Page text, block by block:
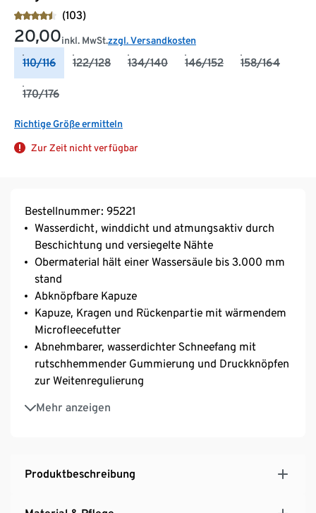
(103)
20,00inkl. MwSt.zzgl. Versandkosten
110/116 122/128 134/140 146/152 158/164
170/176
Richtige Größe ermitteln
Zur Zeit nicht verfügbar
Bestellnummer: 95221
Wasserdicht, winddicht und atmungsaktiv durch
Beschichtung und versiegelte Nähte
Obermaterial hält einer Wassersäule bis 3.000 mm
stand
Abknöpfbare Kapuze
Kapuze, Kragen und Rückenpartie mit wärmendem
Microfleecefutter
Abnehmbarer, wasserdichter Schneefang mit
rutschhemmender Gummierung und Druckknöpfen
zur Weitenregulierung
Mehr anzeigen
Reflektoren auf Vorder- und Rückseite
2 Eingrifftaschen mit Reißverschluss
Weitenregulierung
Wärmende Thermowattierung
Produktbeschreibung